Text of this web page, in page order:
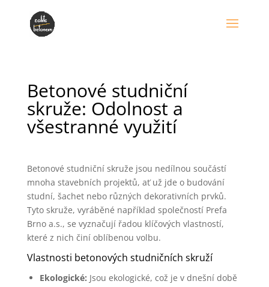
Betonové studniční
skruže: Odolnost a
všestranné využití
Betonové studniční skruže jsou nedílnou součástí
mnoha stavebních projektů, ať už jde o budování
studní, šachet nebo různých dekorativních prvků.
Tyto skruže, vyráběné například společností Prefa
Brno a.s., se vyznačují řadou klíčových vlastností,
které z nich činí oblíbenou volbu.
Vlastnosti betonových studničních skruží
Ekologické: Jsou ekologické, což je v dnešní době